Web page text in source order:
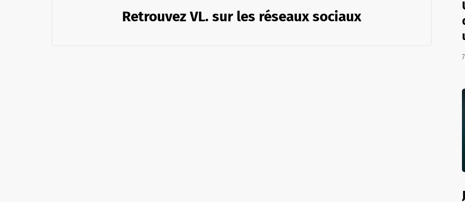
Retrouvez VL. sur les réseaux sociaux